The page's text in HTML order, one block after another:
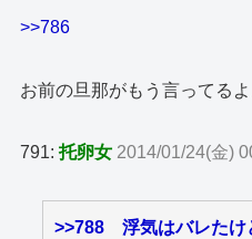
>>786
お前の旦那がもう言ってるよ
791:托卵女 2014/01/24(金)
>>788 浮気はバレたけ